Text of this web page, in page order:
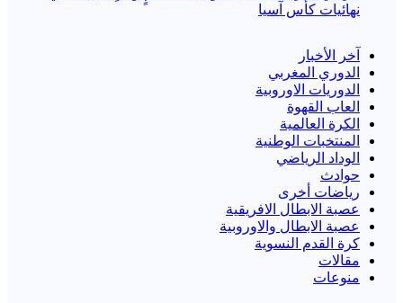
نهائيات كأس آسيا
آخر الأخبار
الدوري المغربي
الدوريات الاوروبية
العاب القهوة
الكرة العالمية
المنتخبات الوطنية
الوداد الرياضي
حوادث
رياضات أخرى
عصبة الابطال الافريقية
عصبة الابطال والاوروبية
كرة القدم النسوية
مقالات
منوعات